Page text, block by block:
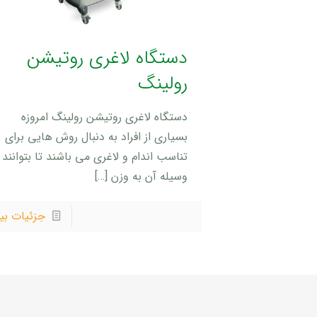
دستگاه لاغری روتیشن
رولینگ
دستگاه لاغری روتیشن رولینگ امروزه
بسیاری از افراد به دنبال روش هایی برای
تناسب اندام و لاغری می باشند تا
وسیله آن به وزن[…]
جزئیات